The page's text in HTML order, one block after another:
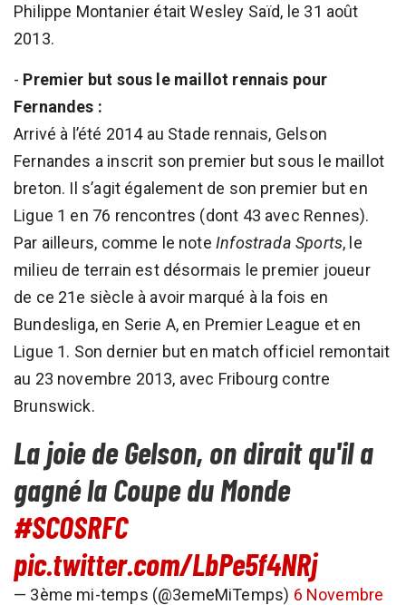
Philippe Montanier était Wesley Saïd, le 31 août
2013.
- Premier but sous le maillot rennais pour
Fernandes :
Arrivé à l’été 2014 au Stade rennais, Gelson
Fernandes a inscrit son premier but sous le maillot
breton. Il s’agit également de son premier but en
Ligue 1 en 76 rencontres (dont 43 avec Rennes).
Par ailleurs, comme le noteInfostrada Sports, le
milieu de terrain est désormais le premier joueur
de ce 21e siècle à avoir marqué à la fois en
Bundesliga, en Serie A, en Premier League et en
Ligue 1. Son dernier but en match officiel remontait
au 23 novembre 2013, avec Fribourg contre
Brunswick.
La joie de Gelson, on dirait qu'il a
gagné la Coupe du Monde
#SCOSRFC
pic.twitter.com/LbPe5f4NRj
— 3ème mi-temps (@3emeMiTemps) 6 Novembre